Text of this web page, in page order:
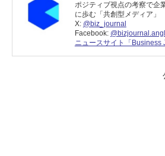
ポジティブ視点の考察で企
に歩む「共創型メディア」
X: @biz_journal
Facebook:
ニュースサイト「Business